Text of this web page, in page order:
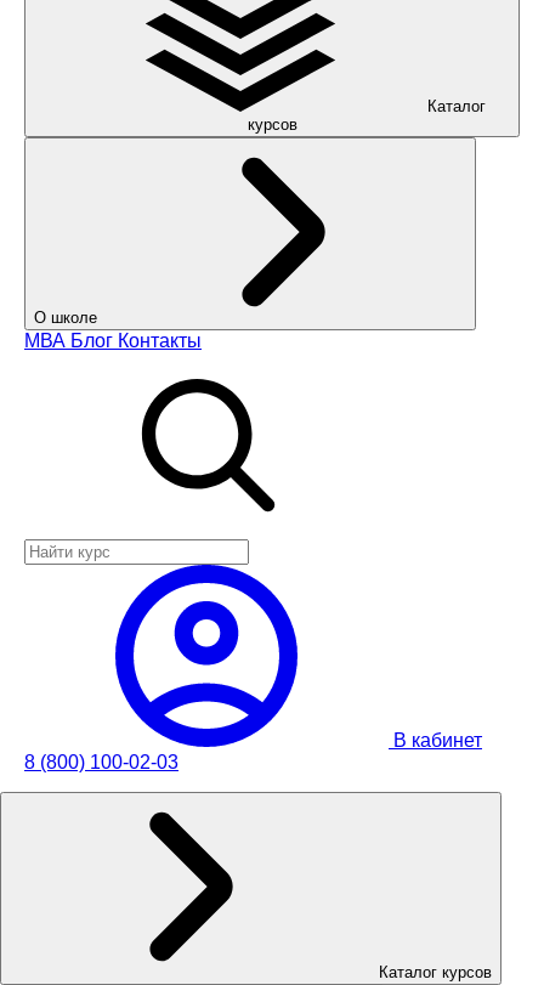
Каталог
курсов
О школе
МВА Блог Контакты
В кабинет
8 (800) 100-02-03
Каталог курсов